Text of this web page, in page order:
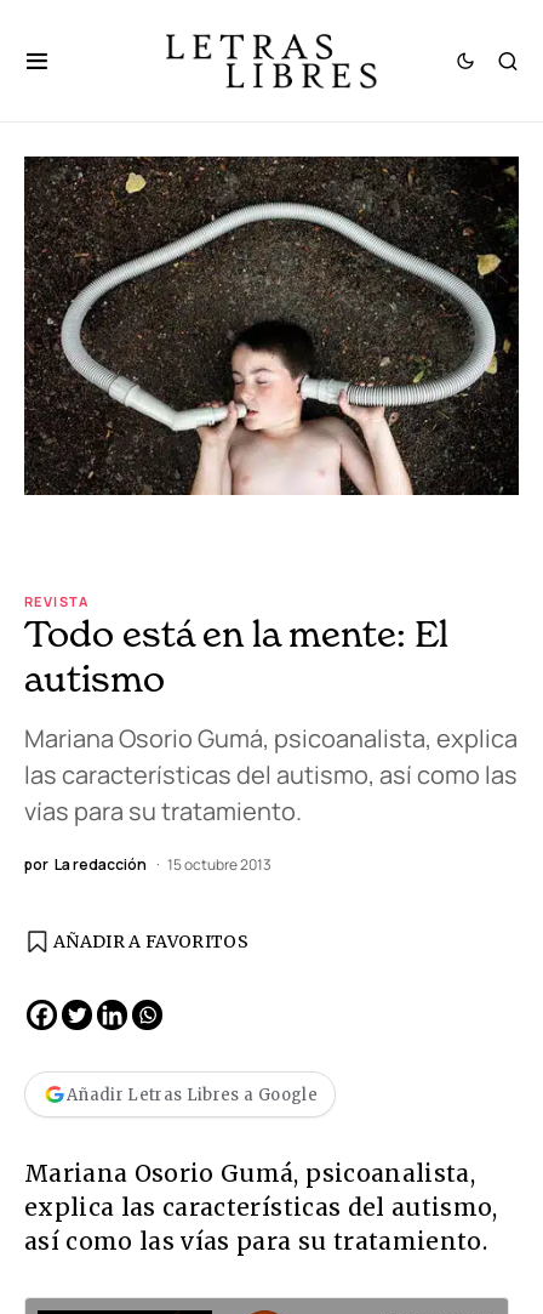
REVISTA
Todo está en la mente: El
autismo
Mariana Osorio Gumá, psicoanalista, explica
las características del autismo, así como las
vías para su tratamiento.
por La redacción 15 octubre 2013
AÑADIR A FAVORITOS
Añadir Letras Libres a Google
Mariana Osorio Gumá, psicoanalista,
explica las características del autismo,
así como las vías para su tratamiento.